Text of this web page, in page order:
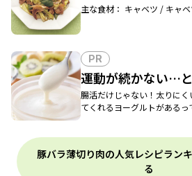
主な食材： キャベツ / キャベ
PR
運動が続かない…
腸活だけじゃない！太りに
てくれるヨーグルトがあるっ
豚バラ薄切り肉の人気レシピラン
る